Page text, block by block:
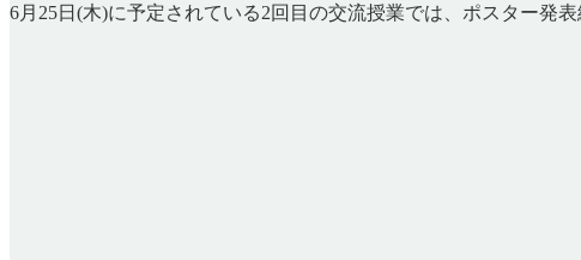
6月25日(木)に予定されている2回目の交流授業では、ポスター発